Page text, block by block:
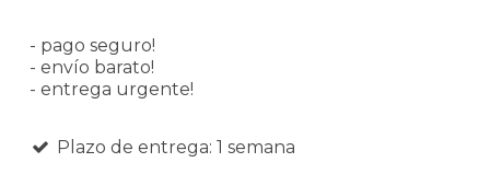
- pago seguro!
- envío barato!
- entrega urgente!
Plazo de entrega: 1 semana